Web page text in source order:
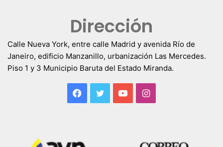
Dirección
Calle Nueva York, entre calle Madrid y avenida Río de
Janeiro, edificio Manzanillo, urbanización Las Mercedes.
Piso 1 y 3 Municipio Baruta del Estado Miranda.
Facebook
TwitterYouTubeInstagram